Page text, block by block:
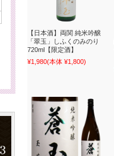
【日本酒】両関 純米吟醸
「翠玉」しふくのみのり
720ml【限定酒】
¥1,980(本体 ¥1,800)